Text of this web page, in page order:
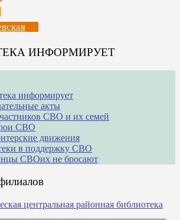
ИНФОРМИРУЕТ
информирует
акты
СВО и их семей
СВО
движения
в поддержку СВО
СВОих не бросают
центральная районная библиотека